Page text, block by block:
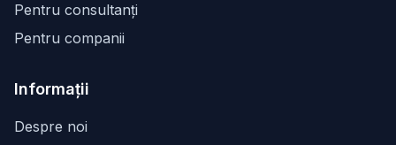
Pentru consultanți
Pentru companii
Informații
Despre noi